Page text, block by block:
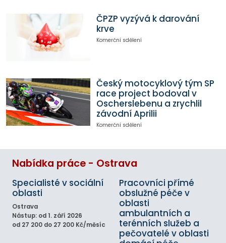
ČPZP vyzývá k darování
krve
Komerční sdělení
Český motocyklový tým SP
race project bodoval v
Oscherslebenu a zrychlil
závodní Aprilii
Komerční sdělení
Nabídka práce - Ostrava
Specialisté v sociální
oblasti
Ostrava
Nástup: od 1. září 2026
od 27 200 do 27 200 Kč/měsíc
Pracovníci přímé
obslužné péče v
oblasti
ambulantních a
terénních služeb a
pečovatelé v oblasti